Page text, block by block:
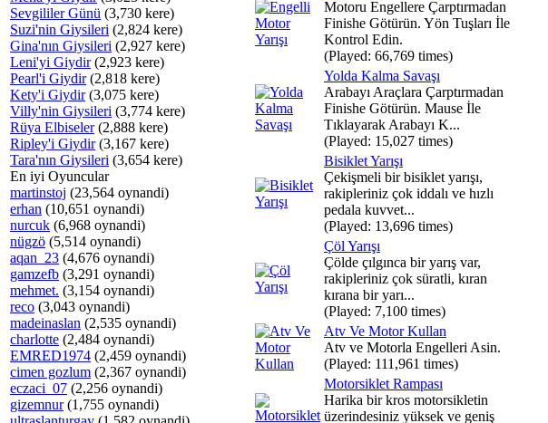
Sevgililer Günü (3,730 kere)
Suzi'nin Giysileri (2,824 kere)
Gina'nın Giysileri (2,927 kere)
Leni'yi Giydir(2,923 kere)
Pearl'i Giydir(2,818 kere)
Kety'i Giydir(3,075 kere)
Villy'nin Giysileri (3,774 kere)
Rüya Elbiseler(2,888 kere)
Ripley'i Giydir(3,167 kere)
Tara'nın Giysileri (3,654 kere)
En iyi Oyuncular
martinstoj (23,564 oynandi)
erhan (10,651 oynandi)
nurcuk (6,968 oynandi)
nügzö (5,514 oynandi)
aqan_23 (4,676 oynandi)
gamzefb (3,291 oynandi)
mehmet. (3,154 oynandi)
reco (3,043 oynandi)
madeinaslan (2,535 oynandi)
charlotte (2,484 oynandi)
EMRED1974 (2,459 oynandi)
cimen gozlum (2,367 oynandi)
eczaci_07 (2,256 oynandi)
gizemnur(1,755 oynandi)
Motoru Engellere Çarptırmadan
Finishe Götürün. Yön Tuşları İle
Kontrol Edin.
(Played: 66,769 times)
Yolda Kalma Savaşı
Arabayı Araçlara Çarptırmadan
Finishe Götürün. Mause İle
Tıklayarak Arabayı K...
(Played: 15,027 times)
Bisiklet Yarışı
Çekişmeli bir bisiklet yarışı,
rakipleriniz çok iddalı ve hızlı
pedala kuvvet...
(Played: 13,696 times)
Çöl Yarışı
Çölde çılgınca bir yarış var,
rakipleriniz çok süratli, kıran
kırana bir yarı...
(Played: 7,100 times)
Atv Ve Motor Kullan
Atv ve Motorla Engelleri Asin.
(Played: 111,961 times)
Motorsiklet Rampası
Harika bir kros motorsikletin
üzerindesiniz yüksek ve geniş